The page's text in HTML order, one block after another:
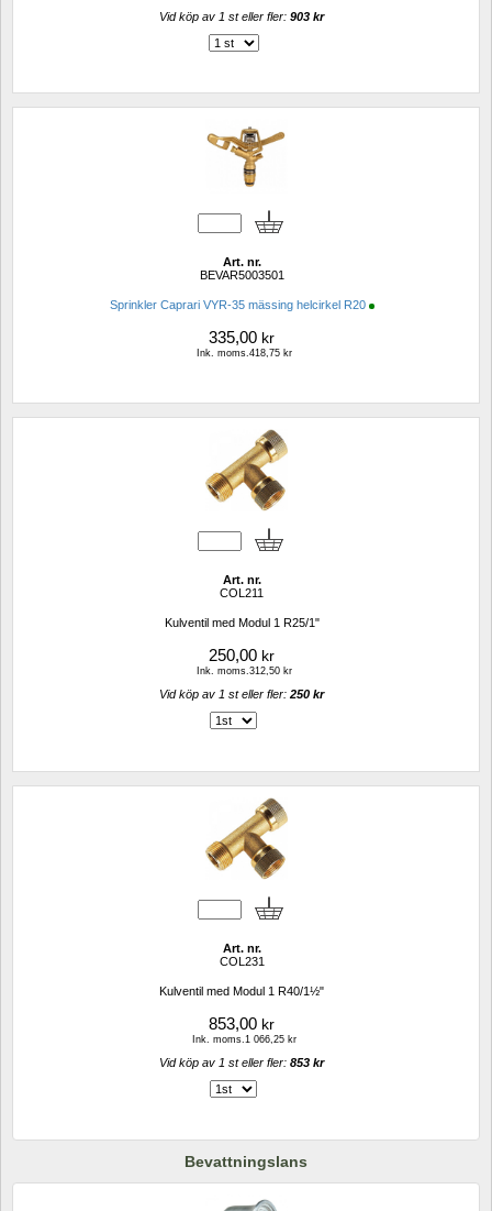
Vid köp av 1 st eller fler: 903 kr
Art. nr.
BEVAR5003501
Sprinkler Caprari VYR-35 mässing helcirkel R20
335,00 kr
Ink. moms.418,75 kr
Art. nr.
COL211
Kulventil med Modul 1 R25/1"
250,00 kr
Ink. moms.312,50 kr
Vid köp av 1 st eller fler: 250 kr
Art. nr.
COL231
Kulventil med Modul 1 R40/1½"
853,00 kr
Ink. moms.1 066,25 kr
Vid köp av 1 st eller fler: 853 kr
Bevattningslans